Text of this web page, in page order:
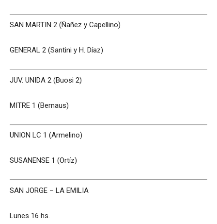
SAN MARTIN 2 (Ñañez y Capellino)
GENERAL 2 (Santini y H. Díaz)
JUV. UNIDA 2 (Buosi 2)
MITRE 1 (Bernaus)
UNION LC 1 (Armelino)
SUSANENSE 1 (Ortíz)
SAN JORGE – LA EMILIA
Lunes 16 hs.